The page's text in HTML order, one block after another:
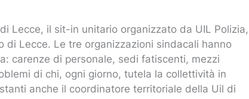
Lecce, il sit-in unitario organizzato da UIL Polizia,
di Lecce. Le tre organizzazioni sindacali hanno
carenze di personale, sedi fatiscenti, mezzi
di chi, ogni giorno, tutela la collettività in
anche il coordinatore territoriale della Uil di